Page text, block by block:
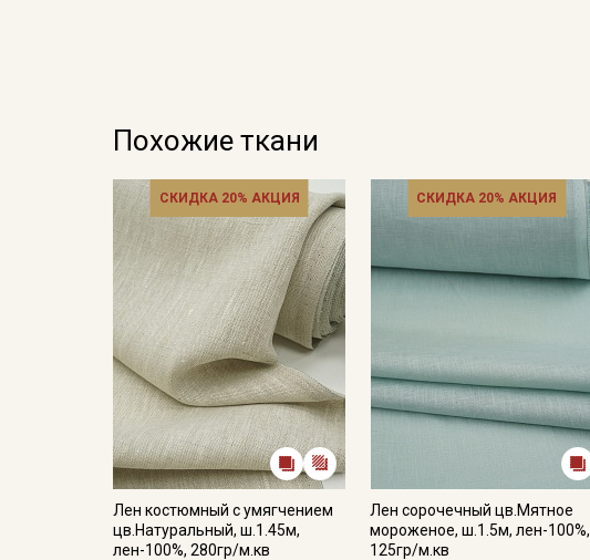
Похожие ткани
СКИДКА 20% АКЦИЯ
Лен костюмный с умягчением
цв.Натуральный, ш.1.45м,
лен-100%, 280гр/м.кв
СКИДКА 20% АКЦИЯ
Лен сорочечный цв.Мятное
мороженое, ш.1.5м, лен-100%,
125гр/м.кв